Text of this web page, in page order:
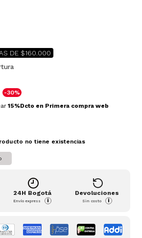
DE $160.000
-30%
15%Dcto en Primera compra web
no tiene existencias
24H Bogotá
Envío express i
Devoluciones
Sin costo i